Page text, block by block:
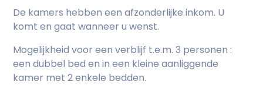
De kamers hebben een afzonderlijke inkom. U
komt en gaat wanneer u wenst.
Mogelijkheid voor een verblijf t.e.m. 3 personen :
een dubbel bed en in een kleine aanliggende
kamer met 2 enkele bedden.